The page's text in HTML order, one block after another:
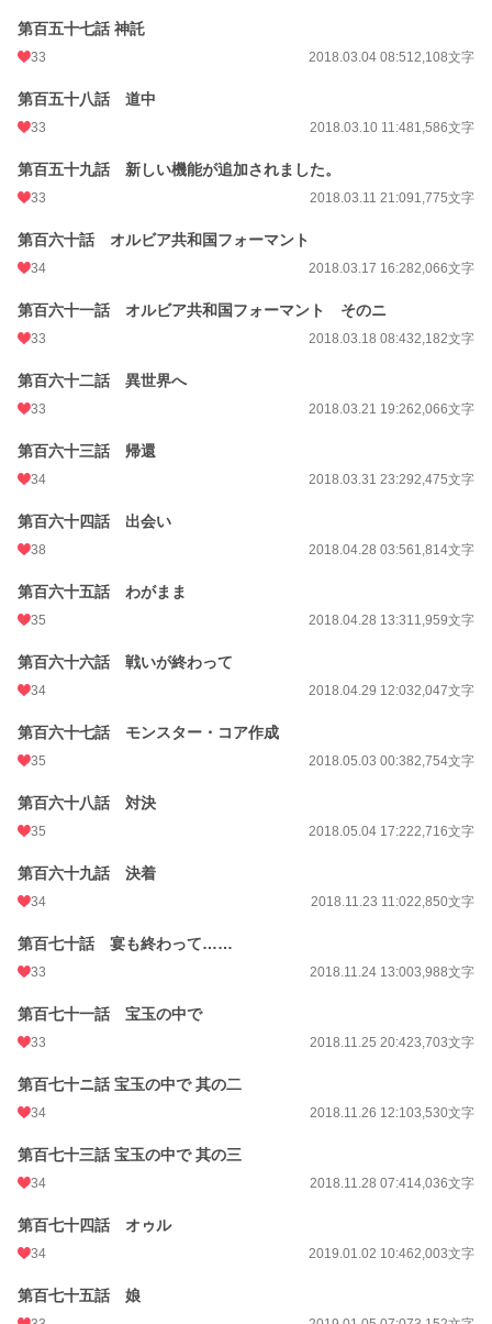
第百五十七話 神託
33 2018.03.04 08:512,108文字
第百五十八話 道中
33 2018.03.10 11:481,586文字
第百五十九話 新しい機能が追加されました。
33 2018.03.11 21:091,775文字
第百六十話 オルビア共和国フォーマント
34 2018.03.17 16:282,066文字
第百六十一話 オルビア共和国フォーマント そのニ
33 2018.03.18 08:432,182文字
第百六十二話 異世界へ
33 2018.03.21 19:262,066文字
第百六十三話 帰還
34 2018.03.31 23:292,475文字
第百六十四話 出会い
38 2018.04.28 03:561,814文字
第百六十五話 わがまま
35 2018.04.28 13:311,959文字
第百六十六話 戦いが終わって
34 2018.04.29 12:032,047文字
第百六十七話 モンスター・コア作成
35 2018.05.03 00:382,754文字
第百六十八話 対決
35 2018.05.04 17:222,716文字
第百六十九話 決着
34 2018.11.23 11:022,850文字
第百七十話 宴も終わって……
33 2018.11.24 13:003,988文字
第百七十一話 宝玉の中で
33 2018.11.25 20:423,703文字
第百七十ニ話 宝玉の中で 其の二
34 2018.11.26 12:103,530文字
第百七十三話 宝玉の中で 其の三
34 2018.11.28 07:414,036文字
第百七十四話 オゥル
34 2019.01.02 10:462,003文字
第百七十五話 娘